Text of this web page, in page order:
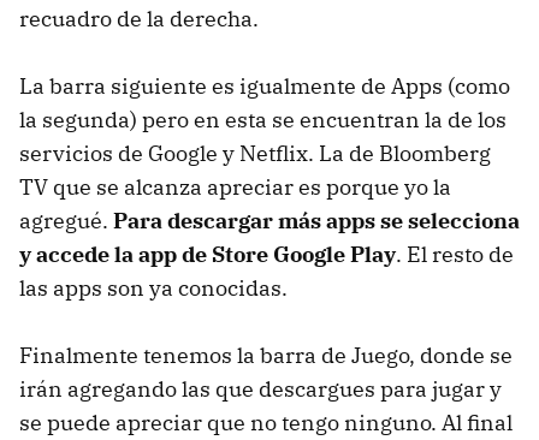
recuadro de la derecha.
La barra siguiente es igualmente de Apps (como
la segunda) pero en esta se encuentran la de los
servicios de Google y Netflix. La de Bloomberg
TV que se alcanza apreciar es porque yo la
agregué. Para descargar más apps se selecciona
y accede la app de Store Google Play. El resto de
las apps son ya conocidas.
Finalmente tenemos la barra de Juego, donde se
irán agregando las que descargues para jugar y
se puede apreciar que no tengo ninguno. Al final